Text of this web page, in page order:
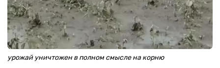
урожай уничтожен в полном смысле на корню